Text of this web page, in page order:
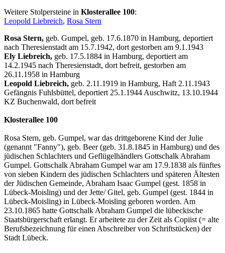
Weitere Stolpersteine in Klosterallee 100:
Leopold Liebreich, Rosa Stern
Rosa Stern, geb. Gumpel, geb. 17.6.1870 in Hamburg, deportiert
nach Theresienstadt am 15.7.1942, dort gestorben am 9.1.1943
Ely Liebreich, geb. 17.5.1884 in Hamburg, deportiert am
14.2.1945 nach Theresienstadt, dort befreit, gestorben am
26.11.1958 in Hamburg
Leopold Liebreich, geb. 2.11.1919 in Hamburg, Haft 2.11.1943
Gefängnis Fuhlsbüttel, deportiert 25.1.1944 Auschwitz, 13.10.1944
KZ Buchenwald, dort befreit
Klosterallee 100
Rosa Stern, geb. Gumpel, war das drittgeborene Kind der Julie
(genannt "Fanny"), geb. Beer (geb. 31.8.1845 in Hamburg) und des
jüdischen Schlachters und Geflügelhändlers Gottschalk Abraham
Gumpel. Gottschalk Abraham Gumpel war am 17.9.1838 als fünftes
von sieben Kindern des jüdischen Schlachters und späteren Ältesten
der Jüdischen Gemeinde, Abraham Isaac Gumpel (gest. 1858 in
Lübeck-Moisling) und der Jette/ Gitel, geb. Gumpel (gest. 1844 in
Lübeck-Moisling) in Lübeck-Moisling geboren worden. Am
23.10.1865 hatte Gottschalk Abraham Gumpel die lübeckische
Staatsbürgerschaft erlangt. Er arbeitete zu der Zeit als Copiist (= alte
Berufsbezeichnung für einen Abschreiber von Schriftstücken) der
Stadt Lübeck.